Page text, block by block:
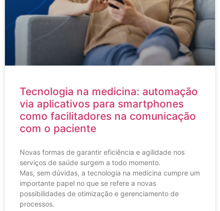
Tecnologia na medicina: automação
via aplicativos para smartphones
como facilitadores na comunicação
com o paciente
Novas formas de garantir eficiência e agilidade nos
serviços de saúde surgem a todo momento.
Mas, sem dúvidas, a tecnologia na medicina cumpre um
importante papel no que se refere a novas
possibilidades de otimização e gerenciamento de
processos.